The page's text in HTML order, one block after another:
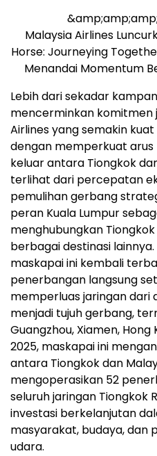
Malaysia Airlines
Horse: Journeying
Menandai Momentum
Lebih dari sekadar
mencerminkan komitmen
Airlines yang semakin
dengan memperkuat
keluar antara Tiongkok
terlihat dari percepatan
pemulihan gerbang
peran Kuala Lumpur
menghubungkan Tiongkok
berbagai destinasi
maskapai ini kembali
penerbangan langsung
memperluas jaringan dari
menjadi tujuh gerbang,
Guangzhou, Xiamen, Hong
2025, maskapai ini
antara Tiongkok dan
mengoperasikan 52
seluruh jaringan Tiongkok
investasi berkelanjutan
masyarakat, budaya, dan
udara.